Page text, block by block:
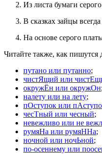
Из листа бумаги
В сказках зайцы
На основе серого
Читайте также, как пишутся
путано или путанно;
чистЯщий или
окружЁн или окружОн;
налету или на лету;
пОступок или
чесТный или чесный;
невежливо или не
румяНа или румяННа;
ночной или ночЬной;
по-осеннему или